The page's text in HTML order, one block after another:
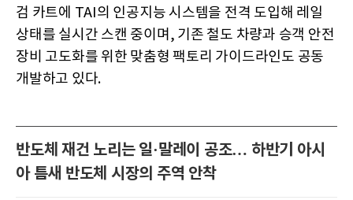
검 카트에 TAI의 인공지능 시스템을 전격 도입해 레일
상태를 실시간 스캔 중이며, 기존 철도 차량과 승객 안전
장비 고도화를 위한 맞춤형 팩토리 가이드라인도 공동
개발하고 있다.
반도체 재건 노리는 일·말레이 공조… 하반기 아시
아 틈새 반도체 시장의 주역 안착